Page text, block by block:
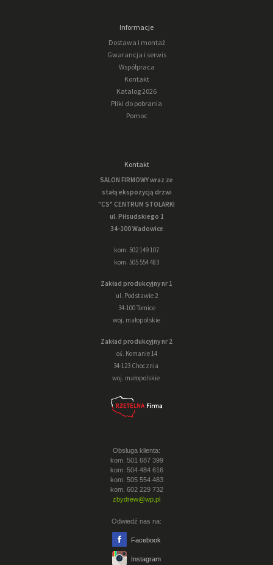
Informacje
Dostawa i montaż
Gwarancja i serwis
Współpraca
Kontakt
Katalog 2026
Pliki do pobrania
Pomoc
Kontakt
SALON FIRMOWY wraz ze
stałą ekspozycją drzwi
"CS" CENTRUM STOLARKI
ul. Piłsudskiego 1
34-100 Wadowice
kom. 502 149 107
kom. 505 554 483
Zakład produkcyjny nr 1
ul. Podstawie 2
34-100 Tomice
woj. małopolskie
Zakład produkcyjny nr 2
oś. Komanie 14
34-123 Chocznia
woj. małopolskie
Obsługa klienta:
kom. 501 687 399
kom. 504 484 616
kom. 505 554 483
kom. 602 229 732
zbydrew@wp.pl
Odwiedź nas na:
Facebook
Instagram